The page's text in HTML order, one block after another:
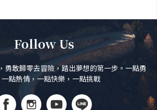
Follow Us
勇敢歸零去冒險，踏出夢想的第一步。一點勇
點熱情，一點快樂，一點挑戰